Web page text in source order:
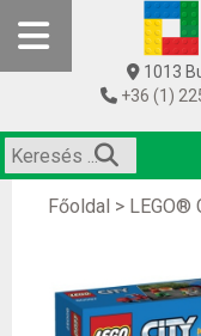
1013
+36 (1)
Főoldal > LEGO®